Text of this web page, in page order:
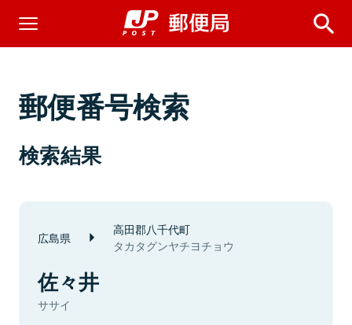
郵便番号検索
検索結果
広島県 高田郡八千代町
タカタグンヤチヨチョウ
佐々井
ササイ